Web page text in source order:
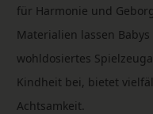
für Harmonie und
Materialien lassen
wohldosiertes
Kindheit bei, bietet
Achtsamkeit.